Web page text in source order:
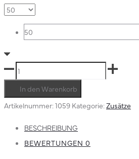
50
Monis
Zusatzstoff
D
In den Warenkorb
Artikelnummer: 1059 Kategorie: Zusätze
BESCHREIBUNG
BEWERTUNGEN 0